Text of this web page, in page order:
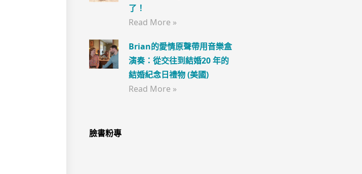
了！
Read More »
Brian的愛情原聲帶用音樂盒
演奏：從交往到結婚20 年的
結婚紀念日禮物 (美國)
Read More »
臉書粉專